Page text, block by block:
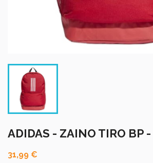
ADIDAS - ZAINO TIRO BP -
31,99 €